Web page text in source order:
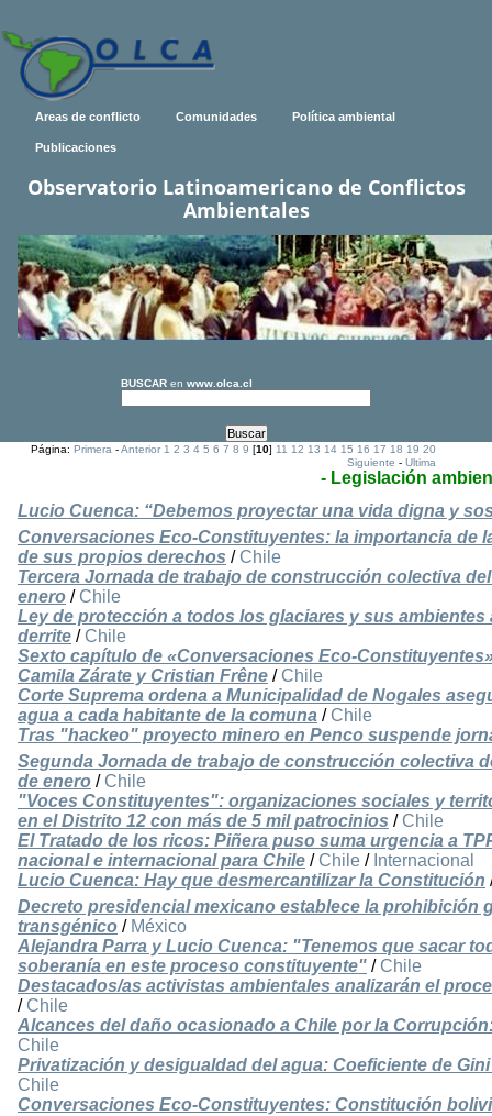
Areas de conflicto Comunidades Política ambiental
Publicaciones
Observatorio Latinoamericano de Conflictos
Ambientales
BUSCAR en www.olca.cl
Página:Primera -Anterior 1 2 3 4 5 6 7 8 9 [10]11 12 13 14 15 16 17 18 19 20
Siguiente -Ultima
- Legislación
Lucio Cuenca: “Debemos proyectar una vida digna y
Conversaciones Eco-Constituyentes: la importancia de
de sus propios derechos / Chile
Tercera Jornada de trabajo de construcción colectiva
enero / Chile
Ley de protección a todos los glaciares y sus
derrite / Chile
Sexto capítulo de «Conversaciones Eco-
Camila Zárate y Cristian Frêne / Chile
Corte Suprema ordena a Municipalidad de Nogales
agua a cada habitante de la comuna / Chile
Tras "hackeo" proyecto minero en Penco suspende
Segunda Jornada de trabajo de construcción colectiva
de enero / Chile
"Voces Constituyentes": organizaciones sociales y
en el Distrito 12 con más de 5 mil patrocinios / Chile
El Tratado de los ricos: Piñera puso suma urgencia a
nacional e internacional para Chile / Chile / Internacional
Lucio Cuenca: Hay que desmercantilizar la Constitución
Decreto presidencial mexicano establece la prohibición
transgénico / México
Alejandra Parra y Lucio Cuenca: "Tenemos que sacar
soberanía en este proceso constituyente" / Chile
Destacados/as activistas ambientales analizarán el
/ Chile
Alcances del daño ocasionado a Chile por la
Chile
Privatización y desigualdad del agua: Coeficiente de
Chile
Conversaciones Eco-Constituyentes: Constitución